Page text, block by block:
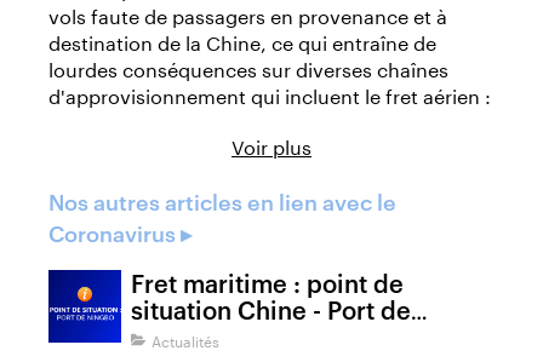
vols faute de passagers en provenance et à
destination de la Chine, ce qui entraîne de
lourdes conséquences sur diverses chaînes
d'approvisionnement qui incluent le fret aérien :
Voir plus
Nos autres articles en lien avec le
Coronavirus ▸
Fret maritime : point de
situation Chine - Port de
Ningbo
Actualités